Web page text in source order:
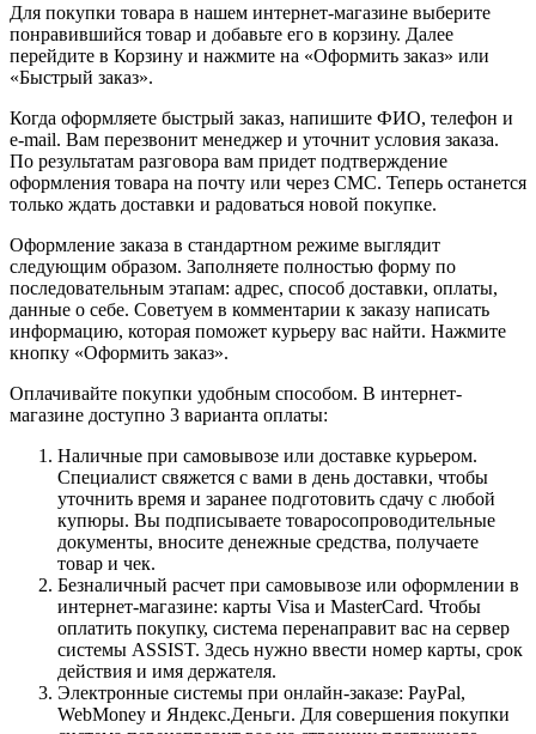
Для покупки товара в нашем интернет-магазине выберите
понравившийся товар и добавьте его в корзину. Далее
перейдите в Корзину и нажмите на «Оформить заказ» или
«Быстрый заказ».
Когда оформляете быстрый заказ, напишите ФИО, телефон и
e-mail. Вам перезвонит менеджер и уточнит условия заказа.
По результатам разговора вам придет подтверждение
оформления товара на почту или через СМС. Теперь останется
только ждать доставки и радоваться новой покупке.
Оформление заказа в стандартном режиме выглядит
следующим образом. Заполняете полностью форму по
последовательным этапам: адрес, способ доставки, оплаты,
данные о себе. Советуем в комментарии к заказу написать
информацию, которая поможет курьеру вас найти. Нажмите
кнопку «Оформить заказ».
Оплачивайте покупки удобным способом. В интернет-
магазине доступно 3 варианта оплаты:
Наличные при самовывозе или доставке курьером.
Специалист свяжется с вами в день доставки, чтобы
уточнить время и заранее подготовить сдачу с любой
купюры. Вы подписываете товаросопроводительные
документы, вносите денежные средства, получаете
товар и чек.
Безналичный расчет при самовывозе или оформлении в
интернет-магазине: карты Visa и MasterCard. Чтобы
оплатить покупку, система перенаправит вас на сервер
системы ASSIST. Здесь нужно ввести номер карты, срок
действия и имя держателя.
Электронные системы при онлайн-заказе: PayPal,
WebMoney и Яндекс.Деньги. Для совершения покупки